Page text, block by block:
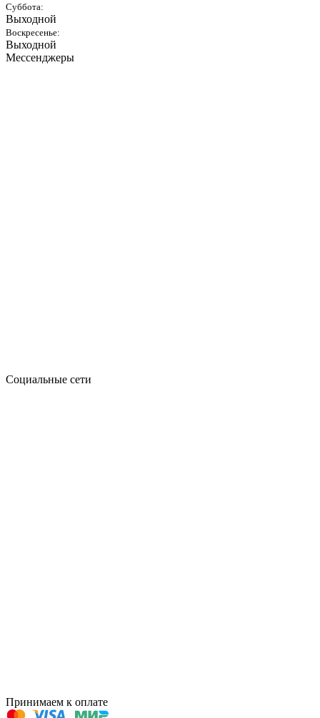
Суббота:
Выходной
Воскресенье:
Выходной
Мессенджеры
Социальные сети
Принимаем к оплате